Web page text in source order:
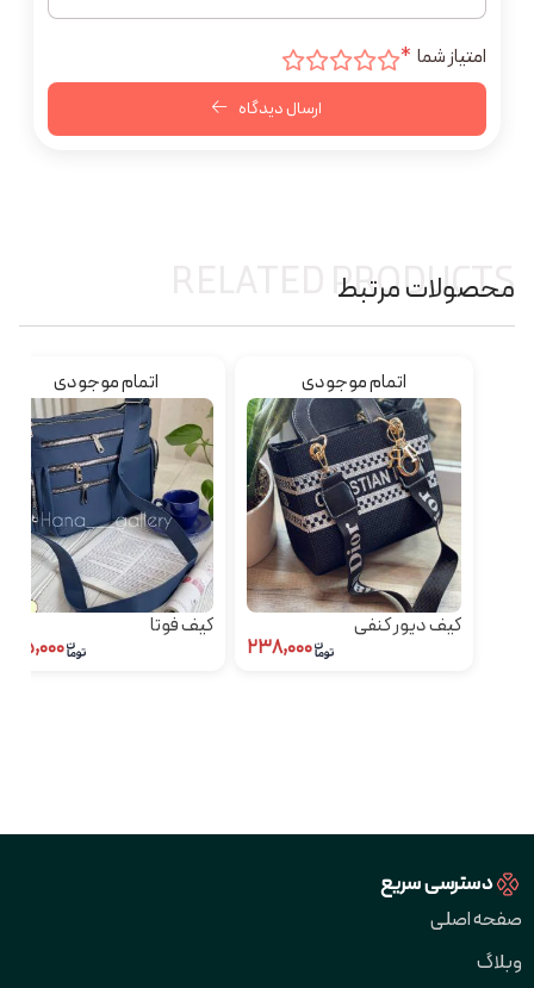
امتیاز شما *
ارسال دیدگاه
محصولات مرتبط
RELATED PRODUCTS
اتمام موجودی
کیف دیور کنفی
اتمام موجودی
کیف فوتا
دسترسی سریع
صفحه اصلی
وبلاگ